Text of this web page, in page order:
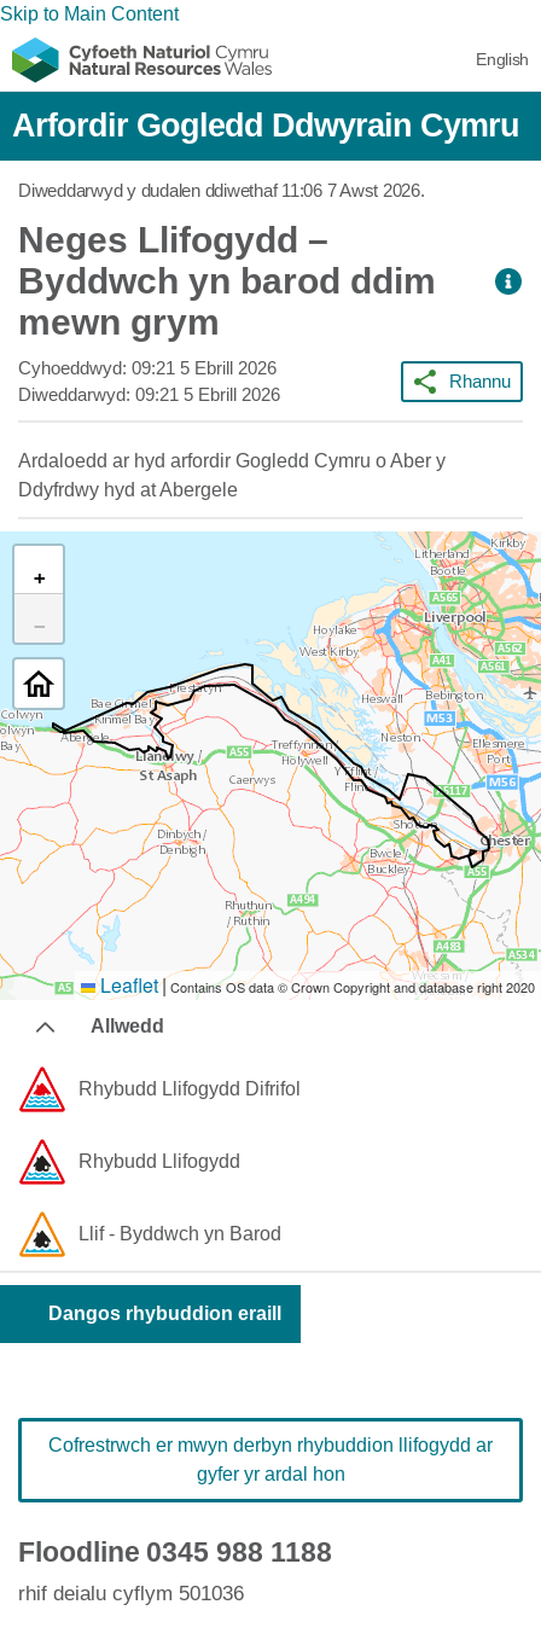
Skip to Main Content
English
Arfordir Gogledd Ddwyrain Cymru
Diweddarwyd y dudalen ddiwethaf11:06 7 Awst 2026.
Neges Llifogydd –
Byddwch yn barod ddim
mewn grym
Cyhoeddwyd: 09:21 5 Ebrill 2026
Diweddarwyd: 09:21 5 Ebrill 2026
Rhannu
Ardaloedd ar hyd arfordir Gogledd Cymru o Aber y
Ddyfrdwy hyd at Abergele
+
−
Leaflet|Contains OS data © Crown Copyright and database right 2020
Allwedd
Rhybudd ​Llifogydd ​Difrifol
Rhybudd Llifogydd
Llif - Byddwch yn Barod
Dangos rhybuddion eraill
Cofrestrwch er mwyn derbyn rhybuddion llifogydd ar
gyfer yr ardal hon
Floodline 0345 988 1188
rhif deialu cyflym 501036